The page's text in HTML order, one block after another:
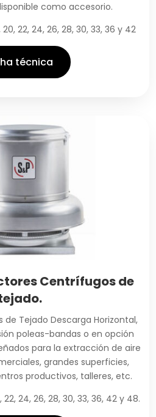
como accesorio.
20, 22, 24, 26, 28, 30, 33, 36 y 42
técnica
Centrífugos de
Tejado Descarga Horizontal,
poleas-bandas o en opción
para la extracción de aire
grandes superficies,
productivos, talleres, etc.
22, 24, 26, 28, 30, 33, 36, 42 y 48.